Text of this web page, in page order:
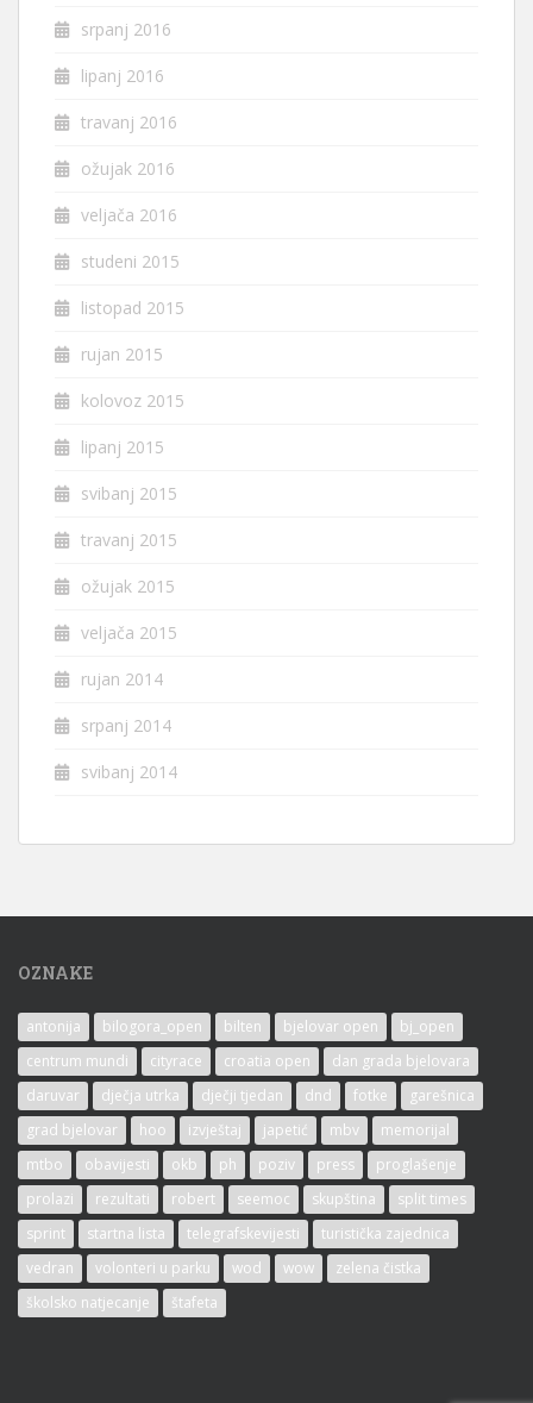
srpanj 2016
lipanj 2016
travanj 2016
ožujak 2016
veljača 2016
studeni 2015
listopad 2015
rujan 2015
kolovoz 2015
lipanj 2015
svibanj 2015
travanj 2015
ožujak 2015
veljača 2015
rujan 2014
srpanj 2014
svibanj 2014
OZNAKE
antonija bilogora_open bilten bjelovar open
bj_open
centrum mundi
cityrace croatia open
dan grada bjelovara
daruvar
dječja utrka dječji tjedan dnd fotke
garešnica
grad bjelovar
hoo izvještaj japetić mbv
memorijal
mtbo
obavijesti okb ph poziv press
proglašenje
prolazi
rezultati robert seemoc skupština
split times
sprint
startna lista telegrafskevijesti
turistička zajednica
vedran
volonteri u parku wod wow
zelena čistka
školsko natjecanje
štafeta